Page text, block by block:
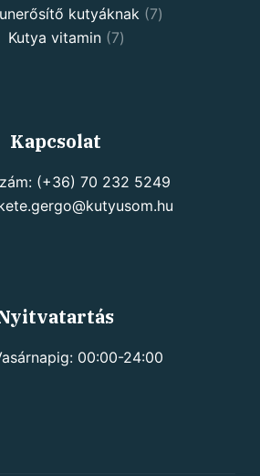
kutyáknak
7
Kutya vitamin 7
Kapcsolat
(+36) 70 232 5249
00:00-24:00